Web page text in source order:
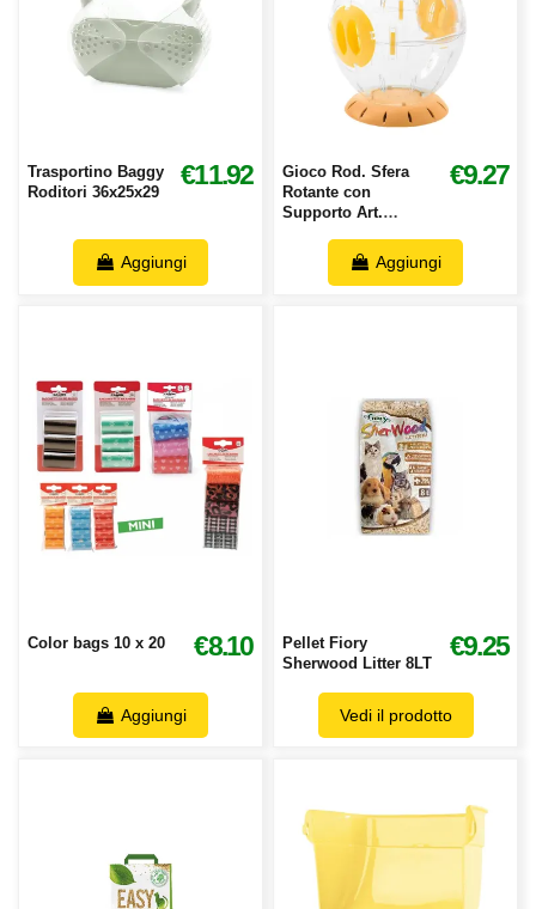
Trasportino Baggy
Roditori 36x25x29
€11.92
Aggiungi
Gioco Rod. Sfera
Rotante con
Supporto Art.
€9.27
Aggiungi
Color bags 10 x 20 €8.10
Aggiungi
Pellet Fiory
Sherwood Litter 8LT
€9.25
Vedi il prodotto